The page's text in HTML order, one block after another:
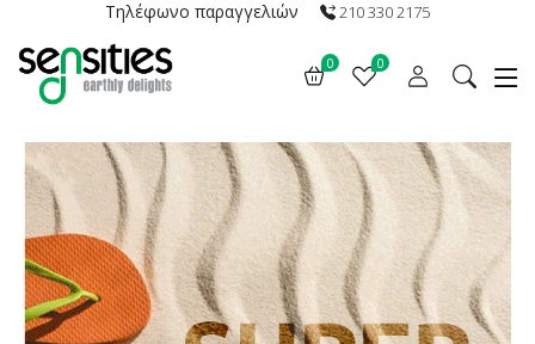
Τηλέφωνο παραγγελιών 210 330 2175
0 0